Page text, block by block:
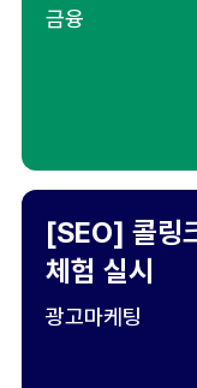
금융
[SEO] 콜링
체험 실시
광고마케팅